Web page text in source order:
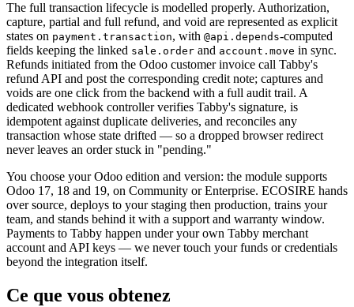
The full transaction lifecycle is modelled properly. Authorization,
capture, partial and full refund, and void are represented as explicit
states on payment.transaction, with @api.depends-computed
fields keeping the linked sale.order and account.move in sync.
Refunds initiated from the Odoo customer invoice call Tabby's
refund API and post the corresponding credit note; captures and
voids are one click from the backend with a full audit trail. A
dedicated webhook controller verifies Tabby's signature, is
idempotent against duplicate deliveries, and reconciles any
transaction whose state drifted — so a dropped browser redirect
never leaves an order stuck in "pending."
You choose your Odoo edition and version: the module supports
Odoo 17, 18 and 19, on Community or Enterprise. ECOSIRE hands
over source, deploys to your staging then production, trains your
team, and stands behind it with a support and warranty window.
Payments to Tabby happen under your own Tabby merchant
account and API keys — we never touch your funds or credentials
beyond the integration itself.
Ce que vous obtenez